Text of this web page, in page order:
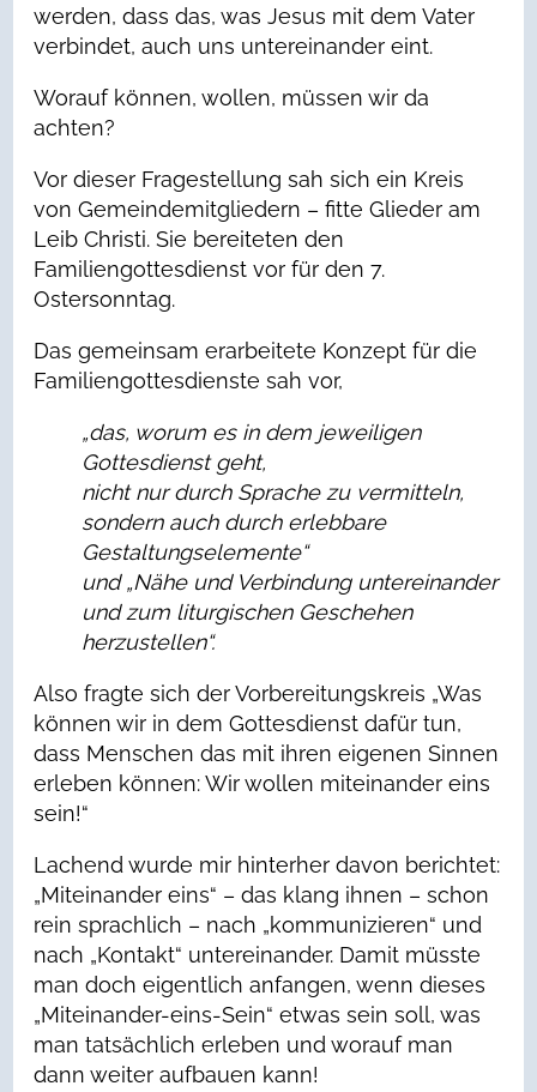
werden, dass das, was Jesus mit dem Vater
verbindet, auch uns untereinander eint.
Worauf können, wollen, müssen wir da
achten?
Vor dieser Fragestellung sah sich ein Kreis
von Gemeindemitgliedern – fitte Glieder am
Leib Christi. Sie bereiteten den
Familiengottesdienst vor für den 7.
Ostersonntag.
Das gemeinsam erarbeitete Konzept für die
Familiengottesdienste sah vor,
„das, worum es in dem jeweiligen
Gottesdienst geht,
nicht nur durch Sprache zu vermitteln,
sondern auch durch erlebbare
Gestaltungselemente“
und „Nähe und Verbindung untereinander
und zum liturgischen Geschehen
herzustellen“.
Also fragte sich der Vorbereitungskreis „Was
können wir in dem Gottesdienst dafür tun,
dass Menschen das mit ihren eigenen Sinnen
erleben können: Wir wollen miteinander eins
sein!“
Lachend wurde mir hinterher davon berichtet:
„Miteinander eins“ – das klang ihnen – schon
rein sprachlich – nach „kommunizieren“ und
nach „Kontakt“ untereinander. Damit müsste
man doch eigentlich anfangen, wenn dieses
„Miteinander-eins-Sein“ etwas sein soll, was
man tatsächlich erleben und worauf man
dann weiter aufbauen kann!